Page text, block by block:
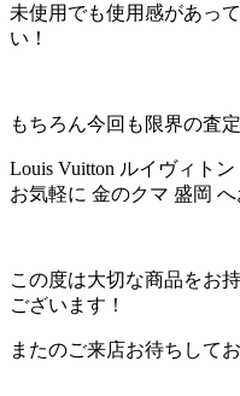
未使用でも使用感があっ
い！
もちろん今回も限界の査
Louis Vuitton ルイヴィト
お気軽に 金のクマ 盛岡 へ
この度は大切な商品をお
ございます！
またのご来店お待ちして